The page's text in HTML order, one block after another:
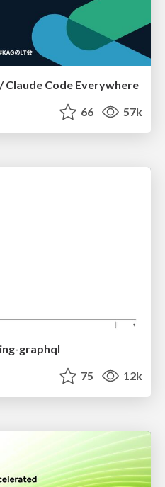
Claude Code Everywhere
66 57k
graphql
75 12k